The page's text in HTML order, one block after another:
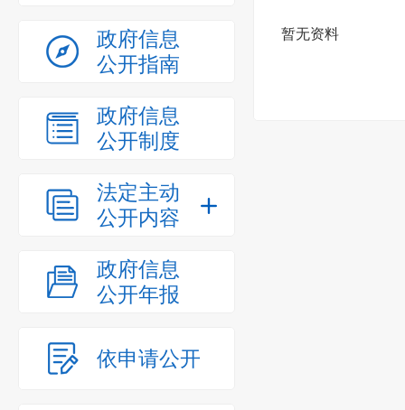
政府信息
公开指南
政府信息
公开制度
法定主动
公开内容
政府信息
公开年报
依申请公开
暂无资料